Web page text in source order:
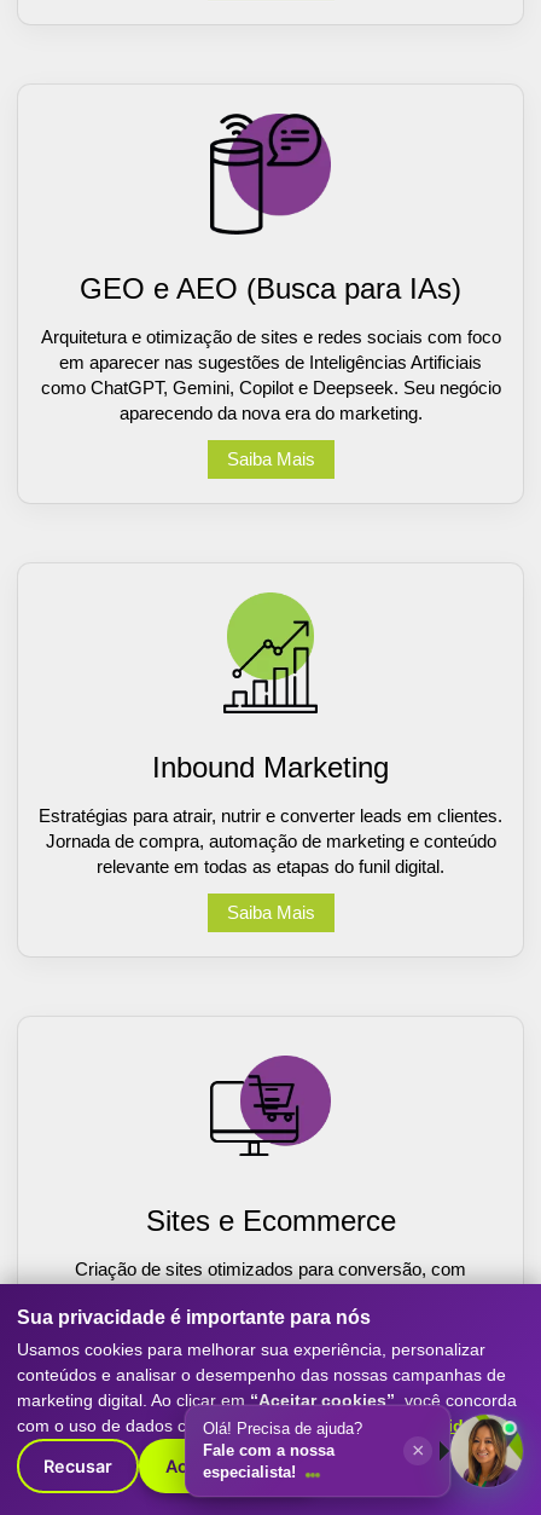
GEO e AEO (Busca para IAs)
Arquitetura e otimização de sites e redes sociais com foco
em aparecer nas sugestões de Inteligências Artificiais
como ChatGPT, Gemini, Copilot e Deepseek. Seu negócio
aparecendo da nova era do marketing.
Saiba Mais
Inbound Marketing
Estratégias para atrair, nutrir e converter leads em clientes.
Jornada de compra, automação de marketing e conteúdo
relevante em todas as etapas do funil digital.
Saiba Mais
Sites e Ecommerce
Criação de sites otimizados para conversão, com
sua empresa com o melhor do marketing digital.
Saiba Mais
Sua privacidade é importante para nós
Usamos cookies para melhorar sua experiência, personalizar
conteúdos e analisar o desempenho das nossas campanhas de
marketing digital. Ao clicar em “Aceitar cookies” , você concorda
com o uso de dados conforme nossaPolítica de Privacidade.
Recusar Aceitar cookies
Olá! Precisa de ajuda?
Fale com a nossa
especialista!
×